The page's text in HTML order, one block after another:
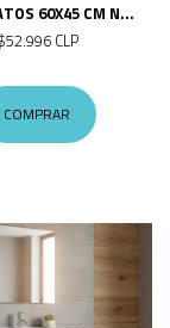
60X45 CM N...
CLP
COMPRAR